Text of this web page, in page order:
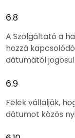
6.8
A Szolgáltató a
hozzá
dátumától
6.9
Felek vállalják,
dátumot közös